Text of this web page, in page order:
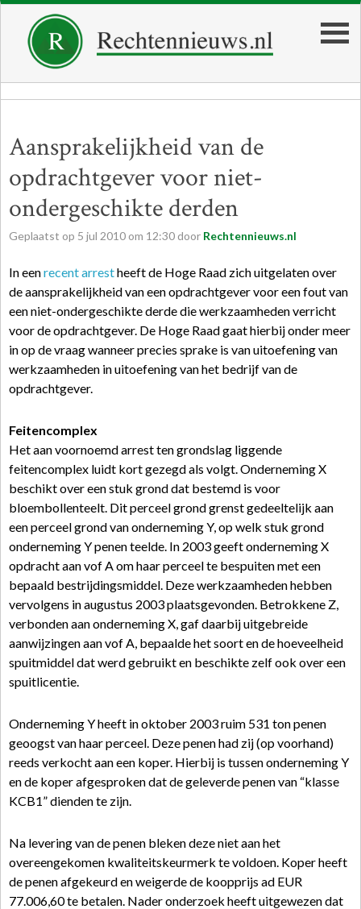
Aansprakelijkheid van de
opdrachtgever voor niet-
ondergeschikte derden
Geplaatst op 5 jul 2010 om 12:30 door Rechtennieuws.nl
In eenrecent arrestheeft de Hoge Raad zich uitgelaten over
de aansprakelijkheid van een opdrachtgever voor een fout van
een niet-ondergeschikte derde die werkzaamheden verricht
voor de opdrachtgever. De Hoge Raad gaat hierbij onder meer
in op de vraag wanneer precies sprake is van uitoefening van
werkzaamheden in uitoefening van het bedrijf van de
opdrachtgever.
Feitencomplex
Het aan voornoemd arrest ten grondslag liggende
feitencomplex luidt kort gezegd als volgt. Onderneming X
beschikt over een stuk grond dat bestemd is voor
bloembollenteelt. Dit perceel grond grenst gedeeltelijk aan
een perceel grond van onderneming Y, op welk stuk grond
onderneming Y penen teelde. In 2003 geeft onderneming X
opdracht aan vof A om haar perceel te bespuiten met een
bepaald bestrijdingsmiddel. Deze werkzaamheden hebben
vervolgens in augustus 2003 plaatsgevonden. Betrokkene Z,
verbonden aan onderneming X, gaf daarbij uitgebreide
aanwijzingen aan vof A, bepaalde het soort en de hoeveelheid
spuitmiddel dat werd gebruikt en beschikte zelf ook over een
spuitlicentie.
Onderneming Y heeft in oktober 2003 ruim 531 ton penen
geoogst van haar perceel. Deze penen had zij (op voorhand)
reeds verkocht aan een koper. Hierbij is tussen onderneming Y
en de koper afgesproken dat de geleverde penen van “klasse
KCB1” dienden te zijn.
Na levering van de penen bleken deze niet aan het
overeengekomen kwaliteitskeurmerk te voldoen. Koper heeft
de penen afgekeurd en weigerde de koopprijs ad EUR
77.006,60 te betalen. Nader onderzoek heeft uitgewezen dat